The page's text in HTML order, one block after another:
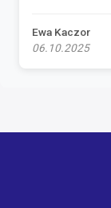
Ewa Kaczor
06.10.2025